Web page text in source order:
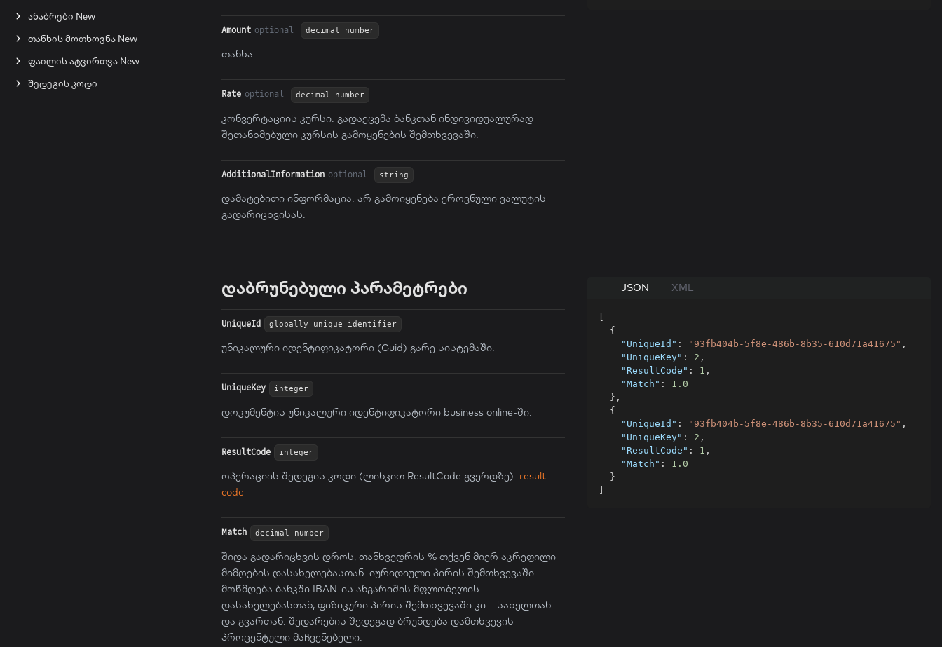
ანაბრები New
თანხის მოთხოვნა New
ფაილის ატვირთვა New
შედეგის კოდი
Amount optional decimal number
თანხა.
Rate optional decimal number
კონვერტაციის კურსი. გადაეცემა ბანკთან ინდივიდუალურად
შეთანხმებული კურსის გამოყენების შემთხვევაში.
AdditionalInformation optional string
დამატებითი ინფორმაცია. არ გამოიყენება ეროვნული ვალუტის
გადარიცხვისას.
დაბრუნებული პარამეტრები
UniqueId globally unique identifier
უნიკალური იდენტიფიკატორი (Guid) გარე სისტემაში.
UniqueKey integer
დოკუმენტის უნიკალური იდენტიფიკატორი business online-ში.
ResultCode integer
ოპერაციის შედეგის კოდი (ლინკით ResultCode გვერდზე). result
code
Match decimal number
შიდა გადარიცხვის დროს, თანხვედრის % თქვენ მიერ აკრეფილი
მიმღების დასახელებასთან. იურიდიული პირის შემთხვევაში
მოწმდება ბანკში IBAN-ის ანგარიშის მფლობელის
დასახელებასთან, ფიზიკური პირის შემთხვევაში კი – სახელთან
და გვართან. შედარების შედეგად ბრუნდება დამთხვევის
პროცენტული მაჩვენებელი.
JSON XML
{
"UniqueId" : "93fb404b-5f8e-486b-8b35-610d71a41675" ,
"UniqueKey" : 2 ,
"ResultCode" : 1 ,
"Match" :
1.0
} ,
{
"UniqueId" : "93fb404b-5f8e-486b-8b35-610d71a41675" ,
"UniqueKey" : 2 ,
"ResultCode" : 1 ,
"Match" :
1.0
}